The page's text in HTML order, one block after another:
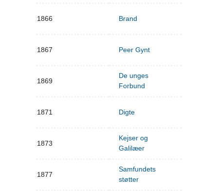
1866 Brand
1867 Peer Gynt
1869
De unges
Forbund
1871 Digte
1873
Kejser og
Galilæer
1877
Samfundets
støtter